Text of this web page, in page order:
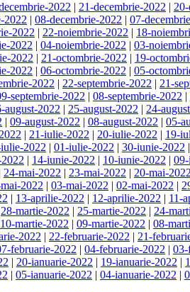
2022 | 21-decembrie-2022 |
2022 | 08-decembrie-2022 | 07-
2022 | 22-noiembrie-2022 | 18-
2022 | 04-noiembrie-2022 | 03-
2022 | 21-octombrie-2022 | 19-
2022 | 06-octombrie-2022 | 05-
2022 | 22-septembrie-2022 | 21-
septembrie-2022 | 08-septembrie-2022 |
august-2022 | 25-august-2022 | 24-
| 09-august-2022 | 08-august-2022 | 05-
| 21-iulie-2022 | 20-iulie-2022 | 19-
2022 | 01-iulie-2022 | 30-iunie-2022 |
| 14-iunie-2022 | 10-iunie-2022 |
24-mai-2022 | 23-mai-2022 | 20-mai-2022
2022 | 03-mai-2022 | 02-mai-2022 |
| 13-aprilie-2022 | 12-aprilie-2022 | 11-
28-martie-2022 | 25-martie-2022 | 24-
10-martie-2022 | 09-martie-2022 | 08-
2022 | 22-februarie-2022 | 21-
februarie-2022 | 04-februarie-2022 | 03-
| 20-ianuarie-2022 | 19-ianuarie-2022 |
| 05-ianuarie-2022 | 04-ianuarie-2022 |